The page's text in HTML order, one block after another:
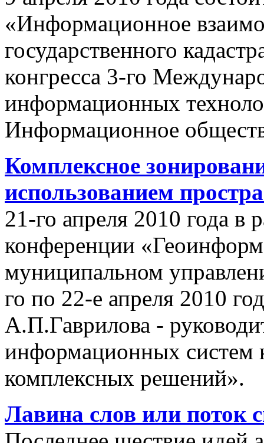
«Информационное
государственного
конгресса 3-го
информационных
Информационное
Комплексное
использованием
21-го апреля 2010 года в
конференции
муниципальном
го по 22-е апреля 2010
А.П.Гаврилова -
информационных систем
комплексных решений».
Лавина слов или поток